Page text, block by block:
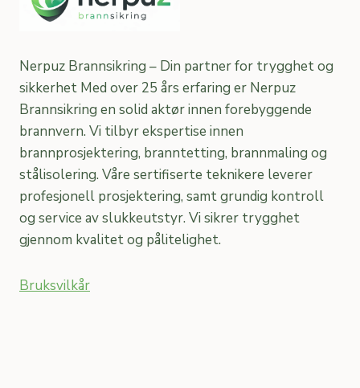
Nerpuz Brannsikring – Din partner for trygghet og
sikkerhet Med over 25 års erfaring er Nerpuz
Brannsikring en solid aktør innen forebyggende
brannvern. Vi tilbyr ekspertise innen
brannprosjektering, branntetting, brannmaling og
stålisolering. Våre sertifiserte teknikere leverer
profesjonell prosjektering, samt grundig kontroll
og service av slukkeutstyr. Vi sikrer trygghet
gjennom kvalitet og pålitelighet.
Bruksvilkår